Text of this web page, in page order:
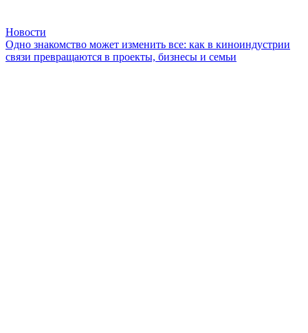
Новости
Одно знакомство может изменить все: как в киноиндустрии
связи превращаются в проекты, бизнесы и семьи